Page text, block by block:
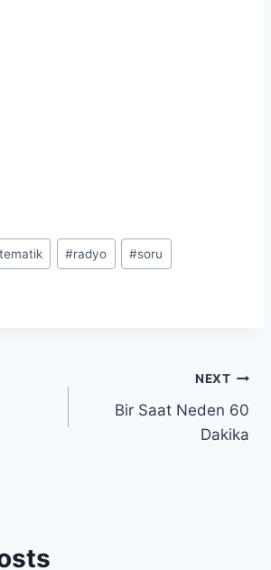
#radyo #soru
NEXT
Bir Saat Neden 60
Dakika